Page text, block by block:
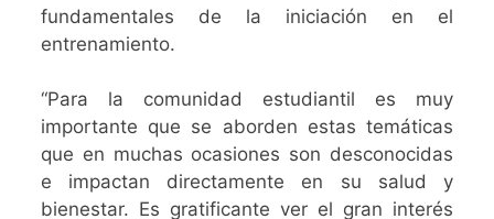
fundamentales de la iniciación en el
entrenamiento.
“Para la comunidad estudiantil es muy
importante que se aborden estas temáticas
que en muchas ocasiones son desconocidas
e impactan directamente en su salud y
bienestar. Es gratificante ver el gran interés